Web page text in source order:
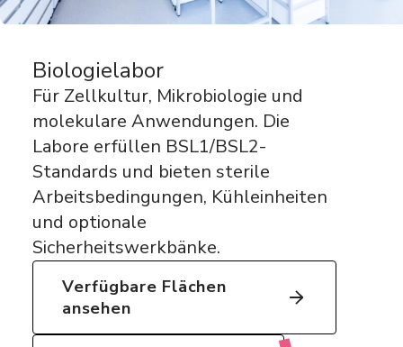
Biologielabor
Für Zellkultur, Mikrobiologie und
molekulare Anwendungen. Die
Labore erfüllen BSL1/BSL2-
Standards und bieten sterile
Arbeitsbedingungen, Kühleinheiten
und optionale
Sicherheitswerkbänke.
Verfügbare Flächen
ansehen